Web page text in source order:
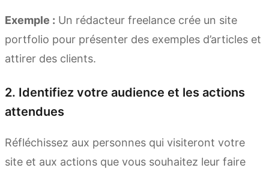
Exemple : Un rédacteur freelance crée un site
portfolio pour présenter des exemples d’articles et
attirer des clients.
2. Identifiez votre audience et les actions
attendues
Réfléchissez aux personnes qui visiteront votre
site et aux actions que vous souhaitez leur faire